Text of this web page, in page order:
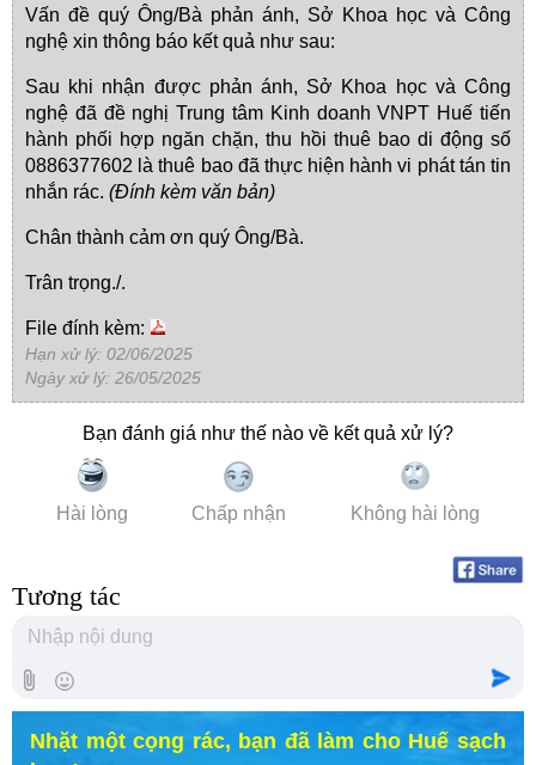
Vấn đề quý Ông/Bà phản ánh, Sở Khoa học và Công
nghệ xin thông báo kết quả như sau:
Sau khi nhận được phản ánh, Sở Khoa học và Công
nghệ đã đề nghị Trung tâm Kinh doanh VNPT Huế tiến
hành phối hợp ngăn chặn, thu hồi thuê bao di động số
0886377602 là thuê bao đã thực hiện hành vi phát tán tin
nhắn rác. (Đính kèm văn bản)
Chân thành cảm ơn quý Ông/Bà.
Trân trọng./.
File đính kèm:
Hạn xử lý: 02/06/2025
Ngày xử lý: 26/05/2025
Bạn đánh giá như thế nào về kết quả xử lý?
Hài lòng Chấp nhận Không hài lòng
Tương tác
Nhặt một cọng rác, bạn đã làm cho Huế sạch